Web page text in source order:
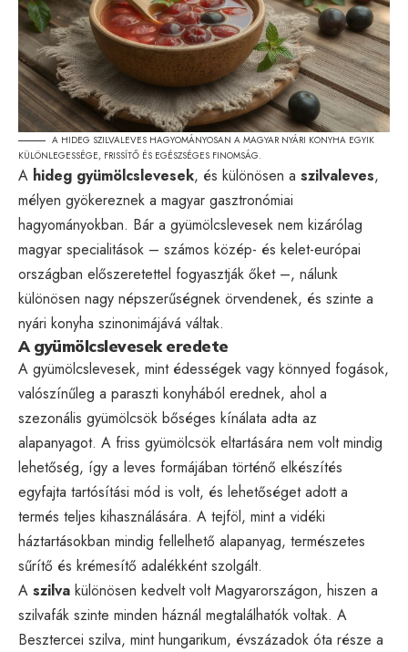
A HIDEG SZILVALEVES HAGYOMÁNYOSAN A MAGYAR NYÁRI KONYHA EGYIK
KÜLÖNLEGESSÉGE, FRISSÍTŐ ÉS EGÉSZSÉGES FINOMSÁG.
A hideg gyümölcslevesek, és különösen a szilvaleves,
mélyen gyökereznek a magyar gasztronómiai
hagyományokban. Bár a gyümölcslevesek nem kizárólag
magyar specialitások – számos közép- és kelet-európai
országban előszeretettel fogyasztják őket –, nálunk
különösen nagy népszerűségnek örvendenek, és szinte a
nyári konyha szinonimájává váltak.
A gyümölcslevesek eredete
A gyümölcslevesek, mint édességek vagy könnyed fogások,
valószínűleg a paraszti konyhából erednek, ahol a
szezonális gyümölcsök bőséges kínálata adta az
alapanyagot. A friss gyümölcsök eltartására nem volt mindig
lehetőség, így a leves formájában történő elkészítés
egyfajta tartósítási mód is volt, és lehetőséget adott a
termés teljes kihasználására. A tejföl, mint a vidéki
háztartásokban mindig fellelhető alapanyag, természetes
sűrítő és krémesítő adalékként szolgált.
A szilva különösen kedvelt volt Magyarországon, hiszen a
szilvafák szinte minden háznál megtalálhatók voltak. A
Besztercei szilva, mint hungarikum, évszázadok óta része a